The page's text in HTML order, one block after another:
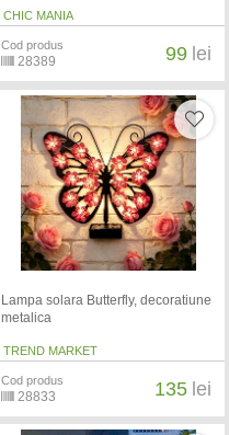
CHIC MANIA
Cod produs
28389 99 lei
Lampa solara Butterfly, decoratiune
metalica
TREND MARKET
Cod produs
28833 135 lei